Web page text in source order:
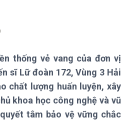
thống vẻ vang của đơn vị
sĩ Lữ đoàn 172, Vùng 3 Hải
chất lượng huấn luyện, xây
khoa học công nghệ và vũ
tâm bảo vệ vững chắc